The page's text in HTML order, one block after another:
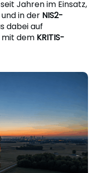
Jahren im Einsatz,
in der NIS2-
dabei auf
mit dem KRITIS-